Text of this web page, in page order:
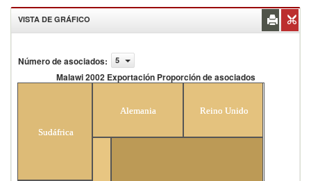
VISTA DE GRÁFICO
Número de asociados: 5
Malawi 2002 Exportación Proporción de asociados
Sudáfrica
Alemania Reino Unido